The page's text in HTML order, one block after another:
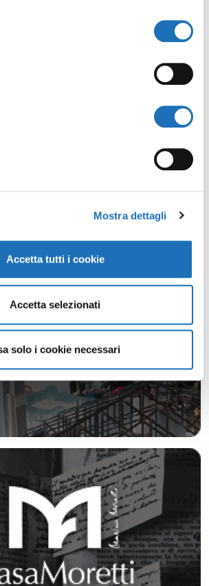
Mostra dettagli
Accetta tutti i cookie
Accetta selezionati
solo i cookie necessari